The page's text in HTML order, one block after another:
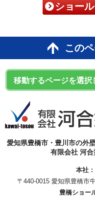
ショー
この
愛知県豊橋市・豊川市の外
有限会社 河
本社：
〒440-0015 愛知県豊橋市
豊橋ショー